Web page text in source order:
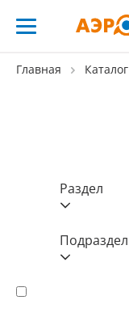
Главная Каталог
Раздел
Подраздел